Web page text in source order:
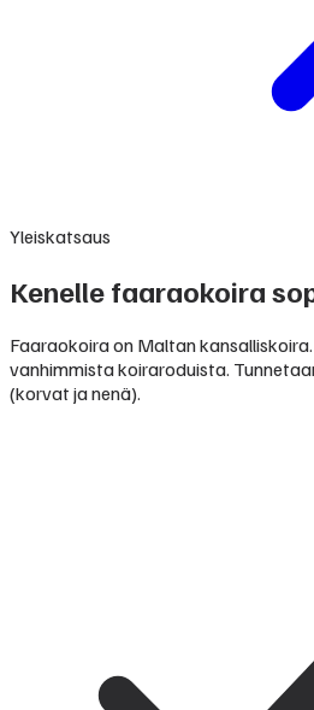
Yleiskatsaus
Kenelle faaraokoira
Faaraokoira on Maltan
vanhimmista koiraroduista.
(korvat ja nenä).